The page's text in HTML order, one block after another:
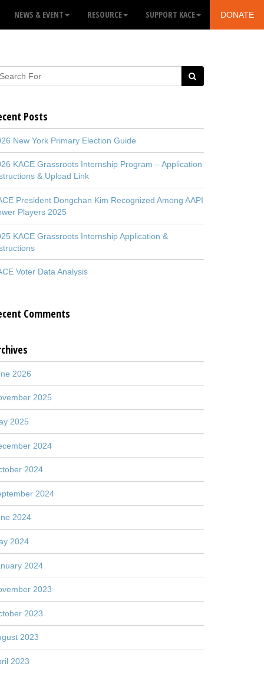
NEWS & EVENT RESOURCE SUPPORT KACE DONATE
Posts
New York Primary Election Guide
KACE Grassroots Internship Program – Application
& Upload Link
President Dongchan Kim Recognized Among AAPI
Players 2025
KACE Grassroots Internship Application &
Voter Data Analysis
Comments
2026
2025
2025
2024
2024
2024
2024
2024
2024
2023
2023
2023
2023